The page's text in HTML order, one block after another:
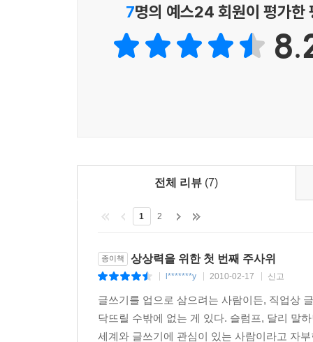
소리가 들리지 않는가? 이런 과제들을 풀다보면
집필 원칙: 제목을 선택하고 첫 문장을 시작하는
『아이디어 블록』의 결론은 하나다. 무조건 써
변명하지 마라. 꾸준히 하는 것, 그것이 핵심이다.
이 책에서 제시하는 내용을 꾸준히 실천해야 한다
식상한 주제라도 새롭게 쓸 수 있는 능력이 당신에
7명의 예스24 회원이 평가한
전체 리뷰 (7)
1 2
종이책 상상력을 위한 첫 번째 주사위
l*******y 2010-02-17 신고
글쓰기를 업으로 삼으려는 사람이든, 직업상
닥뜨릴 수밖에 없는 게 있다. 슬럼프, 달리 말
세계와 글쓰기에 관심이 있는 사람이라고 자